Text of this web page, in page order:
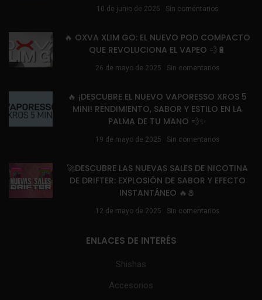
10 de junio de 2025 Sin comentarios
🔥 OXVA XLIM GO: EL NUEVO POD COMPACTO
QUE REVOLUCIONA EL VAPEO 💨🔋
26 de mayo de 2025 Sin comentarios
🔥 ¡DESCUBRE EL NUEVO VAPORESSO XROS 5
MINI! RENDIMIENTO, SABOR Y ESTILO EN LA
PALMA DE TU MANO 💨✨
19 de mayo de 2025 Sin comentarios
🚀DESCUBRE LAS NUEVAS SALES DE NICOTINA
DE DRIFTER: EXPLOSIÓN DE SABOR Y EFECTO
INSTANTÁNEO 🔥🧂
12 de mayo de 2025 Sin comentarios
ENLACES DE INTERÉS
Shishas
Accesorios